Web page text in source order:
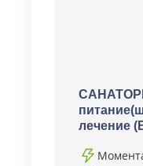
лечение